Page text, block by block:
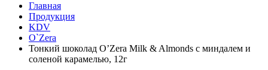
Главная
Продукция
KDV
O`Zera
Тонкий шоколад O’Zera Milk & Almonds с миндалем и
соленой карамелью, 12г